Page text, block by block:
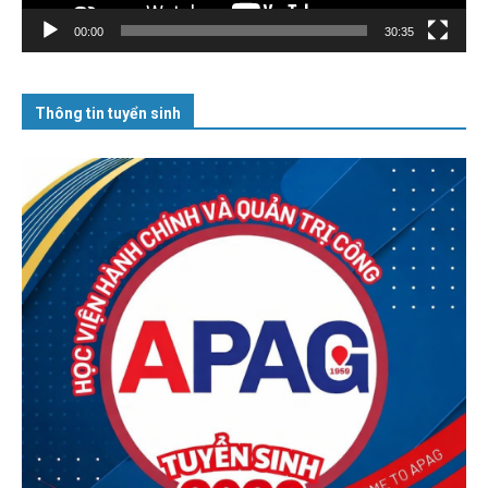
00:00 30:35
Thông tin tuyển sinh